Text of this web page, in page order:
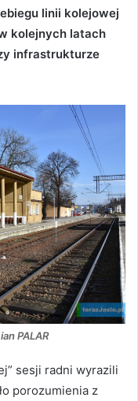
linii kolejowej
kolejnych latach
infrastrukturze
PALAR
sesji radni wyrazili
porozumienia z